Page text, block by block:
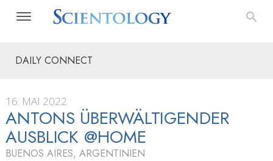
DAILY CONNECT
16. MAI 2022
ANTONS ÜBERWÄLTIGENDER
AUSBLICK @HOME
BUENOS AIRES, ARGENTINIEN